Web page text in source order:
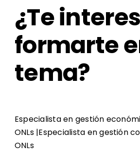
¿Te
formarte
tema?
Especialista en gestión
ONLs|Especialista en gestión
ONLs